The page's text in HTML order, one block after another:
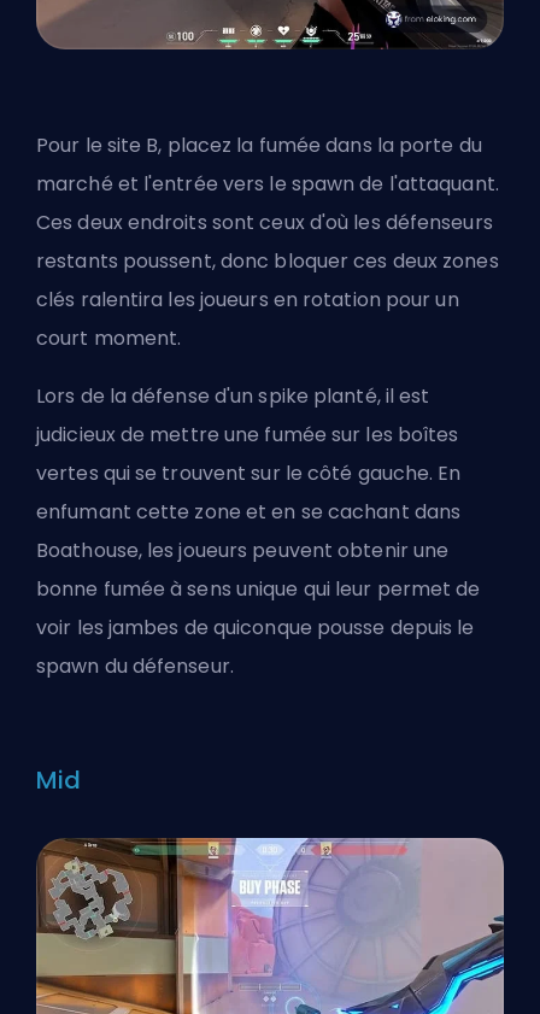
Pour le site B, placez la fumée dans la porte du
marché et l'entrée vers le spawn de l'attaquant.
Ces deux endroits sont ceux d'où les défenseurs
restants poussent, donc bloquer ces deux zones
clés ralentira les joueurs en rotation pour un
court moment.
Lors de la défense d'un spike planté, il est
judicieux de mettre une fumée sur les boîtes
vertes qui se trouvent sur le côté gauche. En
enfumant cette zone et en se cachant dans
Boathouse, les joueurs peuvent obtenir une
bonne fumée à sens unique qui leur permet de
voir les jambes de quiconque pousse depuis le
spawn du défenseur.
Mid